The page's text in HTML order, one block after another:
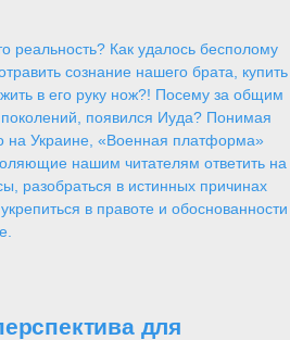
реальность? Как удалось бесполому
сознание нашего брата, купить
в его руку нож?! Посему за общим
появился Иуда? Понимая
на Украине, «Военная платформа»
нашим читателям ответить на
разобраться в истинных причинах
в правоте и обоснованности
для